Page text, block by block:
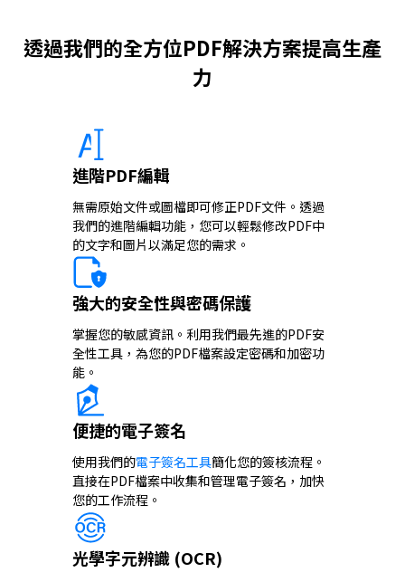
透過我們的全方位PDF解決方案提高生產
力
進階PDF編輯
無需原始文件或圖檔即可修正PDF文件。透過
我們的進階編輯功能，您可以輕鬆修改PDF中
的文字和圖片以滿足您的需求。
強大的安全性與密碼保護
掌握您的敏感資訊。利用我們最先進的PDF安
全性工具，為您的PDF檔案設定密碼和加密功
能。
便捷的電子簽名
使用我們的電子簽名工具簡化您的簽核流程。
直接在PDF檔案中收集和管理電子簽名，加快
您的工作流程。
光學字元辨識 (OCR)